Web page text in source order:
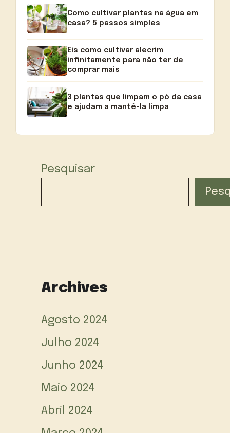
Como cultivar plantas na água em
casa? 5 passos simples
Eis como cultivar alecrim
infinitamente para não ter de
comprar mais
3 plantas que limpam o pó da casa
e ajudam a mantê-la limpa
Pesquisar
Archives
Agosto 2024
Julho 2024
Junho 2024
Maio 2024
Abril 2024